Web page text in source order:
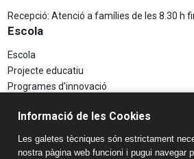
Recepció: Atenció a famílies de les 8.30 h
Escola
Escola
Projecte educatiu
Programes d'innovació
Aspectes Legals
Avís Legal
Política de Privacitat
Informació de les Cookies
Les galetes tècniques són estrictament
nostra pàgina web funcioni i pugui navegar